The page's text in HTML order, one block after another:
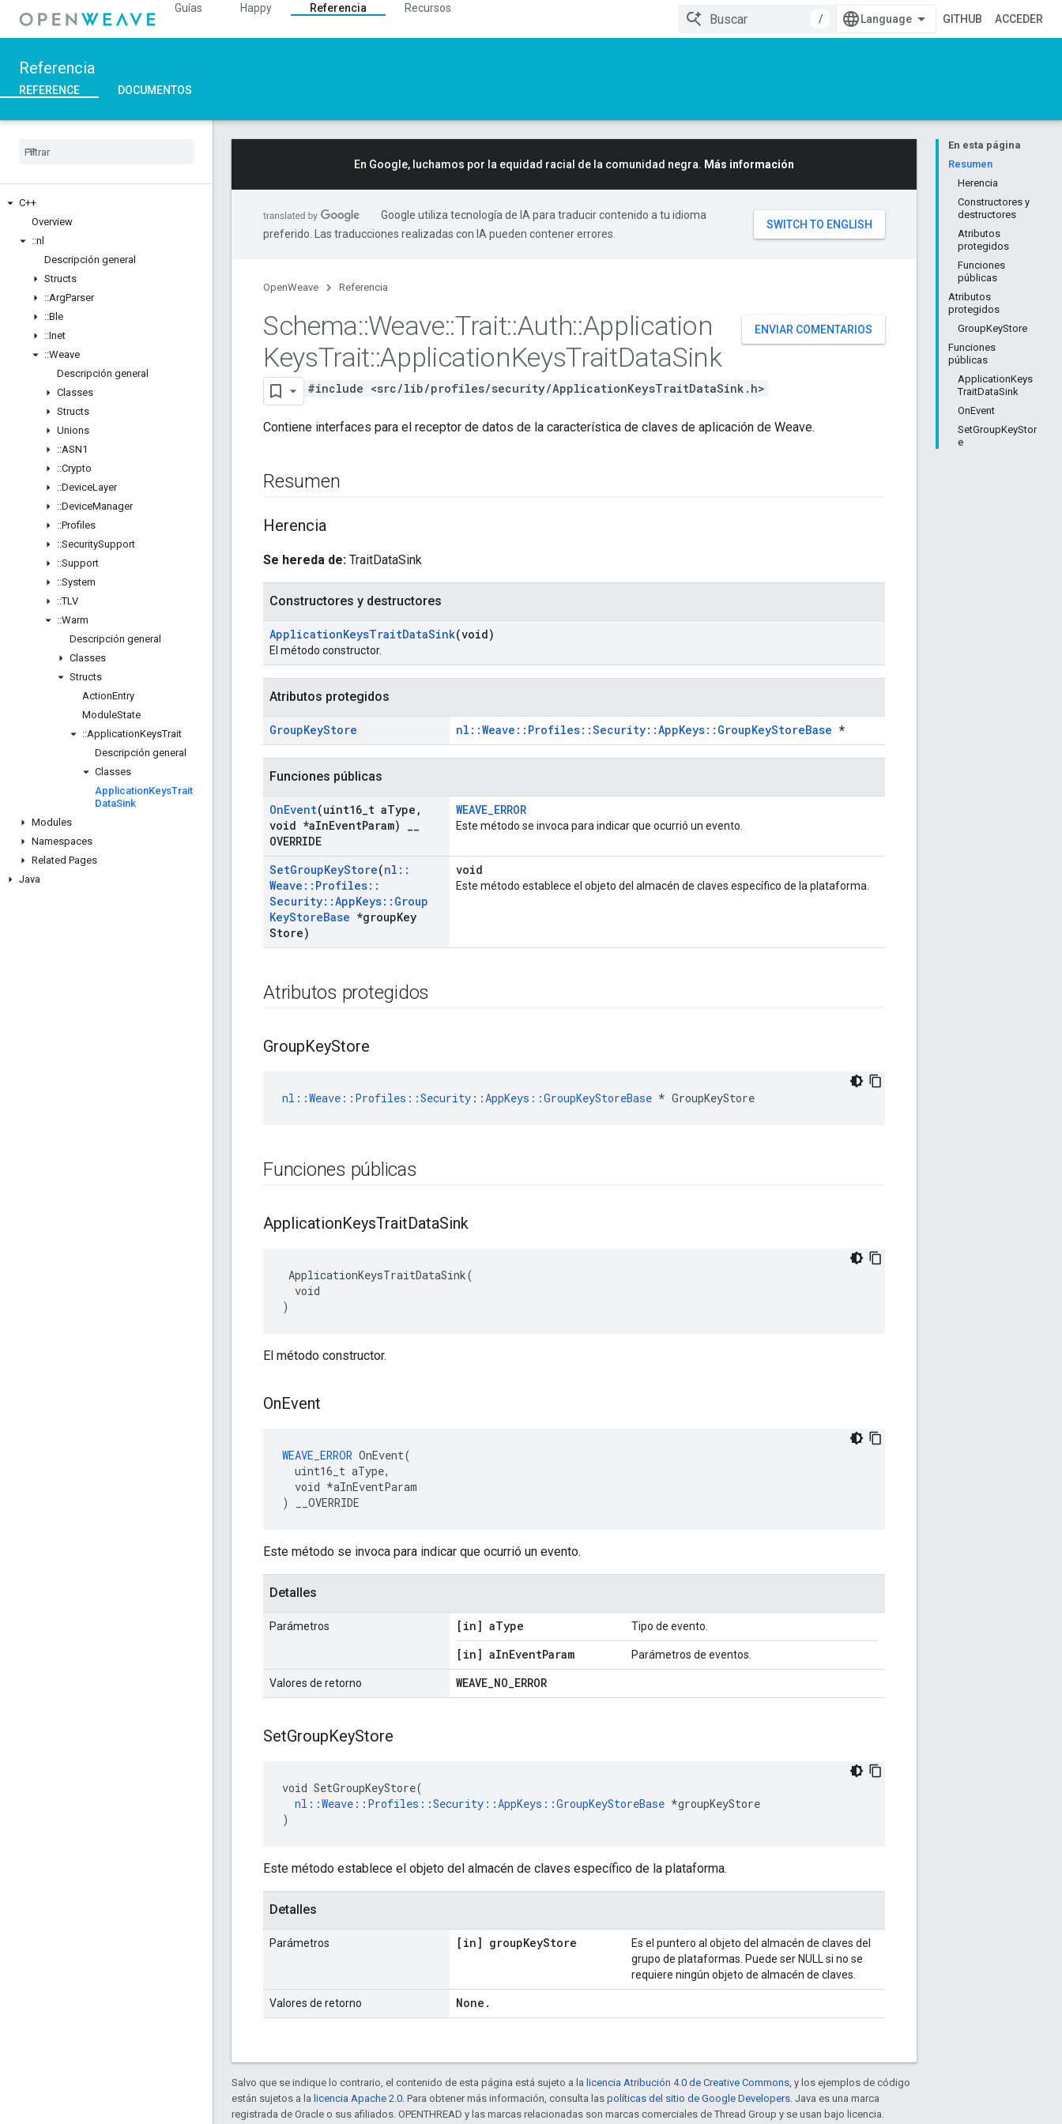
Guías Happy Referencia
Recursos
/
GITHUB ACCEDER
Referencia
REFERENCE DOCUMENTOS
C++
Overview
::nl
Descripción general
Structs
::ArgParser
::Ble
::Inet
::Weave
Descripción general
Classes
Structs
Unions
::ASN1
::Crypto
::DeviceLayer
::DeviceManager
::Profiles
::SecuritySupport
::Support
::System
::TLV
::Warm
Descripción general
Classes
Structs
ActionEntry
ModuleState
::ApplicationKeysTrait
Descripción general
Classes
ApplicationKeysTrait
DataSink
Modules
Namespaces
Related Pages
Java
En esta página
Resumen
Herencia
Constructores y
destructores
Atributos
protegidos
Funciones
públicas
Atributos
protegidos
GroupKeyStore
Funciones
públicas
ApplicationKeys
TraitDataSink
OnEvent
SetGroupKeyStor
e
En Google, luchamos por la equidad racial de la comunidad negra. Más información
Google utiliza tecnología de IA para traducir contenido a tu idioma
preferido. Las traducciones realizadas con IA pueden contener errores.
OpenWeave Referencia
ENVIAR COMENTARIOS
Schema::Weave::Trait::Auth::Application
KeysTrait::ApplicationKeysTraitDataSink
#include <src/lib/profiles/security/ApplicationKeysTraitDataSink.h>
Contiene interfaces para el receptor de datos de la característica de claves de aplicación de Weave.
Resumen
Herencia
Se hereda de: TraitDataSink
Constructores y destructores
ApplicationKeysTraitDataSink(void)
El método constructor.
Atributos protegidos
GroupKeyStore nl::Weave::Profiles::Security::AppKeys::GroupKeyStoreBase *
Funciones públicas
OnEvent(uint16 t aType ,
void *aInEventParam)
OVERRIDE
WEAVE_ERROR
Este método se invoca para indicar que ocurrió un evento.
SetGroupKeyStore(nl ::
Weave :: Profiles::
Security::AppKeys:: Group
KeyStoreBase *groupKey
Store)
void
Este método establece el objeto del almacén de claves específico de la plataforma.
Atributos protegidos
GroupKeyStore
nl::Weave::Profiles::Security::AppKeys::GroupKeyStoreBase * GroupKeyStore
Funciones públicas
ApplicationKeysTraitDataSink
ApplicationKeysTraitDataSink(
  void
)
El método constructor.
OnEvent
WEAVE_ERROR OnEvent(
  uint16_t aType,
  void *aInEventParam
) __OVERRIDE
Este método se invoca para indicar que ocurrió un evento.
Detalles
Parámetros [in] aType Tipo de evento.
[in] aInEventParam Parámetros de eventos.
Valores de retorno WEAVE_NO_ERROR
SetGroupKeyStore
void SetGroupKeyStore(
nl::Weave::Profiles::Security::AppKeys::GroupKeyStoreBase *groupKeyStore
)
Este método establece el objeto del almacén de claves específico de la plataforma.
Detalles
Parámetros [in] groupKeyStore
Es el puntero al objeto del almacén de claves del
grupo de plataformas. Puede ser NULL si no se
requiere ningún objeto de almacén de claves.
Valores de retorno None .
Salvo que se indique lo contrario, el contenido de esta página está sujeto a la licencia Atribución 4.0 de Creative Commons, y los ejemplos de código
están sujetos a la licencia Apache 2.0. Para obtener más información, consulta las políticas del sitio de Google Developers. Java es una marca
registrada de Oracle o sus afiliados. OPENTHREAD y las marcas relacionadas son marcas comerciales de Thread Group y se usan bajo licencia.